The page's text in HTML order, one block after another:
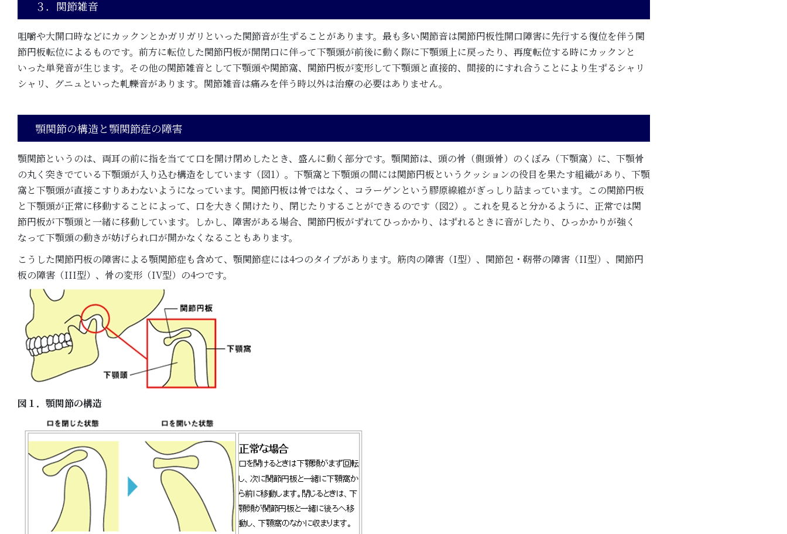
３．関節雑音
咀嚼や大開口時などにカックンとかガリガリといった関節音が生ずることがあります。最も多い関節音は関節円板性開口障害に先行する復位を伴う関
節円板転位によるものです。前方に転位した関節円板が開閉口に伴って下顎頭が前後に動く際に下顎頭上に戻ったり、再度転位する時にカックンと
いった単発音が生じます。その他の関節雑音として下顎頭や関節窩、関節円板が変形して下顎頭と直接的、間接的にすれ合うことにより生ずるシャリ
シャリ、グニュといった軋轢音があります。関節雑音は痛みを伴う時以外は治療の必要はありません。
顎関節の構造と顎関節症の障害
顎関節というのは、両耳の前に指を当てて口を開け閉めしたとき、盛んに動く部分です。顎関節は、頭の骨（側頭骨）のくぼみ（下顎窩）に、下顎骨
の丸く突きでている下顎頭が入り込む構造をしています（図1）。下顎窩と下顎頭の間には関節円板というクッションの役目を果たす組織があり、下顎
窩と下顎頭が直接こすりあわないようになっています。関節円板は骨ではなく、コラーゲンという膠原線維がぎっしり詰まっています。この関節円板
と下顎頭が正常に移動することによって、口を大きく開けたり、閉じたりすることができるのです（図2）。これを見ると分かるように、正常では関
節円板が下顎頭と一緒に移動しています。しかし、障害がある場合、関節円板がずれてひっかかり、はずれるときに音がしたり、ひっかかりが強く
なって下顎頭の動きが妨げられ口が開かなくなることもあります。
こうした関節円板の障害による顎関節症も含めて、顎関節症には4つのタイプがあります。筋肉の障害（I型）、関節包・靭帯の障害（II型）、関節円
板の障害（III型）、骨の変形（IV型）の4つです。
図１．顎関節の構造